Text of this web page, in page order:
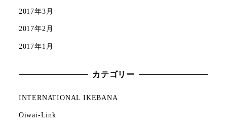
2017年3月
2017年2月
2017年1月
カテゴリー
INTERNATIONAL IKEBANA
Oiwai-Link